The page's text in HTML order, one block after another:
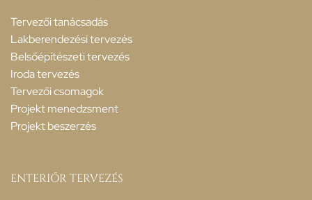
Tervezői tanácsadás
Lakberendezési tervezés
Belsőépítészeti tervezés
Iroda tervezés
Tervezői csomagok
Projekt menedzsment
Projekt beszerzés
ENTERIŐR TERVEZÉS